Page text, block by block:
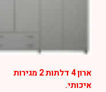
ארון 4 דלתות 2 מגירות
איכותי.